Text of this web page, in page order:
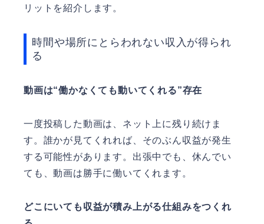
リットを紹介します。
時間や場所にとらわれない収入が得られ
る
動画は“働かなくても動いてくれる”存在
一度投稿した動画は、ネット上に残り続けま
す。誰かが見てくれれば、そのぶん収益が発生
する可能性があります。出張中でも、休んでい
ても、動画は勝手に働いてくれます。
どこにいても収益が積み上がる仕組みをつくれ